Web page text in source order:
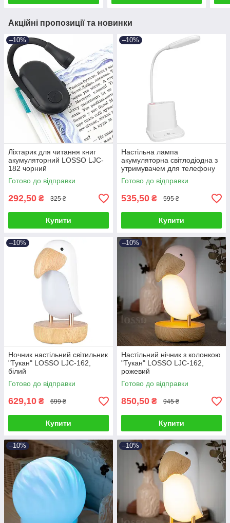
Акційні пропозиції та новинки
–10%
Ліхтарик для читання книг
акумуляторний LOSSO LJC-
182 чорний
Готово до відправки
292,50 ₴ 325 ₴
Купити
–10%
Настільна лампа
акумуляторна світлодіодна з
утримувачем для телефону
LOSSO FL-1200 біла
Готово до відправки
535,50 ₴ 595 ₴
Купити
–10%
Ночник настільний світильник
"Тукан" LOSSO LJC-162,
білий
Готово до відправки
629,10 ₴ 699 ₴
Купити
–10%
Настільний нічник з колонкою
"Тукан" LOSSO LJC-162,
рожевий
Готово до відправки
850,50 ₴ 945 ₴
Купити
–10% –10%